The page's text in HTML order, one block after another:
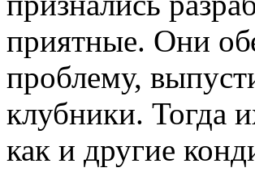
приятные. Они
проблему,
клубники. Тогда
как и другие